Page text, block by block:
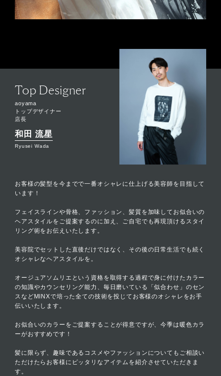
Top Designer
aoyama
トップデザイナー
店長
和田 流星
Ryusei Wada
お客様の髪型を今までで一番オシャレに仕上げる美容師を目指して
います！
フェイスラインや骨格、ファッション、髪質を加味してお似合いの
ヘアスタイルをご提案するのに加え、ご自宅でも再現頂けるスタイ
リング術をお伝えいたします。
美容院でセットした直後だけではなく、その後の日常生活でも続く
オシャレなヘアスタイルを。
オージュアソムリエという資格を取得する過程で身に付けたカラー
の知識やカウンセリング能力、毎日磨いている「似合わせ」のセン
スなどMINXで培った全ての技術を投じてお客様のオシャレをお手
伝いいたします。
お似合いのカラーをご提案することが得意ですが、今季は暖色カラ
ーがおすすめです！
髪に限らず、趣味であるコスメやファッションについてもご相談い
ただけたらお客様にピッタリなアイテムを紹介させていただきま
す。